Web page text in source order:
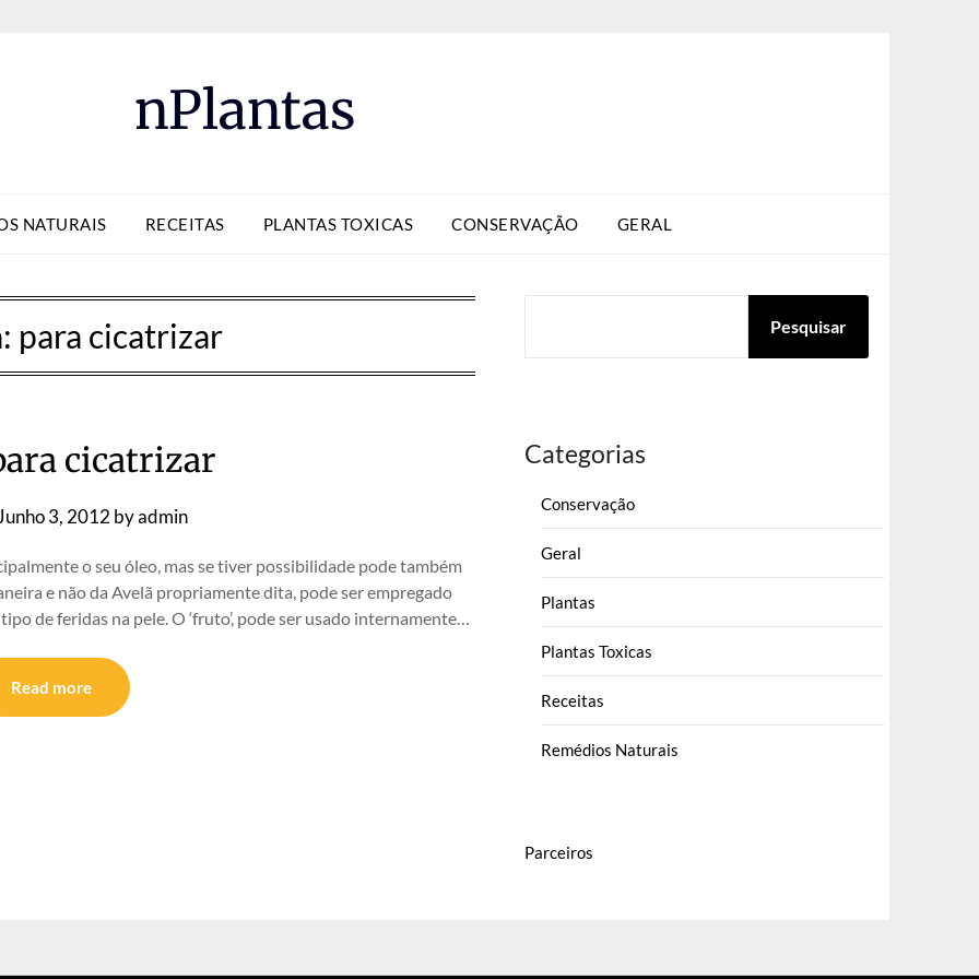
nPlantas
NATURAIS RECEITAS PLANTAS TOXICAS CONSERVAÇÃO GERAL
para cicatrizar
cicatrizar
3, 2012 byadmin
o seu óleo, mas se tiver possibilidade pode também
e não da Avelã propriamente dita, pode ser empregado
de feridas na pele. O ‘fruto’, pode ser usado internamente…
Read more
Pesquisar
Categorias
Conservação
Geral
Plantas
Plantas Toxicas
Receitas
Remédios Naturais
Parceiros